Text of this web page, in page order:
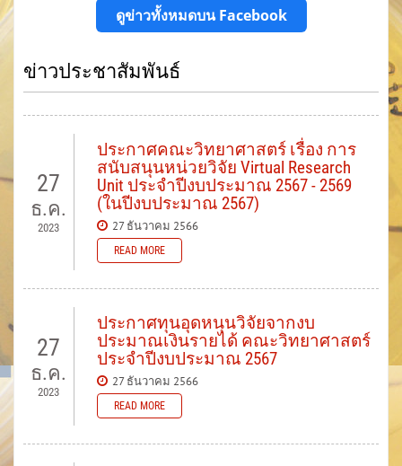
ดูข่าวทั้งหมดบน Facebook
ข่าวประชาสัมพันธ์
27
ธ.ค.
2023
ประกาศคณะวิทยาศาสตร์ เรื่อง การ
สนับสนุนหน่วยวิจัย Virtual Research
Unit ประจำปีงบประมาณ 2567 - 2569
(ในปีงบประมาณ 2567)
27 ธันวาคม 2566
READ MORE
27
ธ.ค.
2023
ประกาศทุนอุดหนุนวิจัยจากงบ
ประมาณเงินรายได้ คณะวิทยาศาสตร์
ประจำปีงบประมาณ 2567
27 ธันวาคม 2566
READ MORE